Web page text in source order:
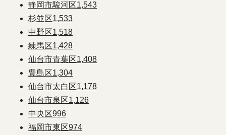
静岡市駿河区1,543
杉並区1,533
中野区1,518
練馬区1,428
仙台市青葉区1,408
豊島区1,304
仙台市太白区1,178
仙台市泉区1,126
中央区996
福岡市東区974